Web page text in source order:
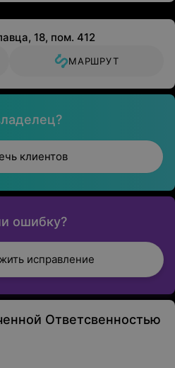
18, пом. 412
МАРШРУТ
клиентов
ошибку?
исправление
Ответсвенностью